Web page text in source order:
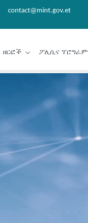
contact@mint.gov.et
ዘርፎች ፖሊሲና ፕሮግራም